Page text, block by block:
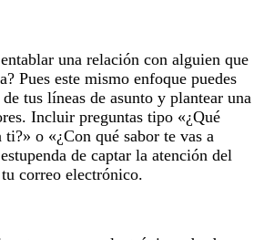
una relación con alguien que
Pues este mismo enfoque puedes
tus líneas de asunto y plantear una
Incluir preguntas tipo «¿Qué
o «¿Con qué sabor te vas a
de captar la atención del
correo electrónico.